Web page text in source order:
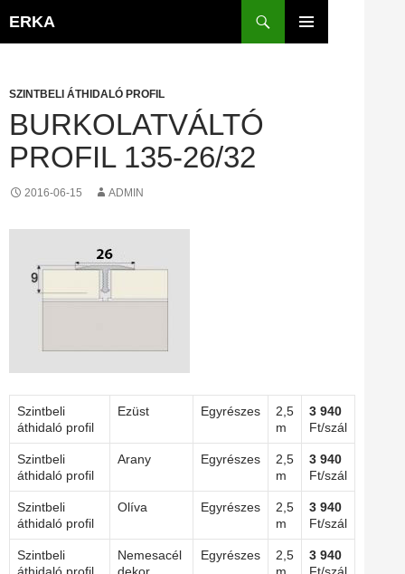
ERKA
SZINTBELI ÁTHIDALÓ PROFIL
BURKOLATVÁLTÓ
PROFIL 135-26/32
2016-06-15 ADMIN
Szintbeli
áthidaló profil
Ezüst Egyrészes
2,5
m
3 940
Ft/szál
Szintbeli
áthidaló profil
Arany Egyrészes
2,5
m
3 940
Ft/szál
Szintbeli
áthidaló profil
Olíva Egyrészes
2,5
m
3 940
Ft/szál
Szintbeli
Nemesacél
Egyrészes
2,5
3 940